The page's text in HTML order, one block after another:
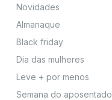
Novidades
Almanaque
Black friday
Dia das mulheres
Leve + por menos
Semana do aposentado